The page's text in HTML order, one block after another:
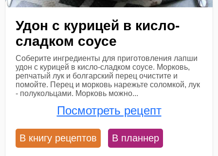
Удон с курицей в кисло-
сладком соусе
Соберите ингредиенты для приготовления лапши
удон с курицей в кисло-сладком соусе. Морковь,
репчатый лук и болгарский перец очистите и
помойте. Перец и морковь нарежьте соломкой, лук
- полукольцами. Морковь можно...
Посмотреть рецепт
В книгу рецептов В планнер